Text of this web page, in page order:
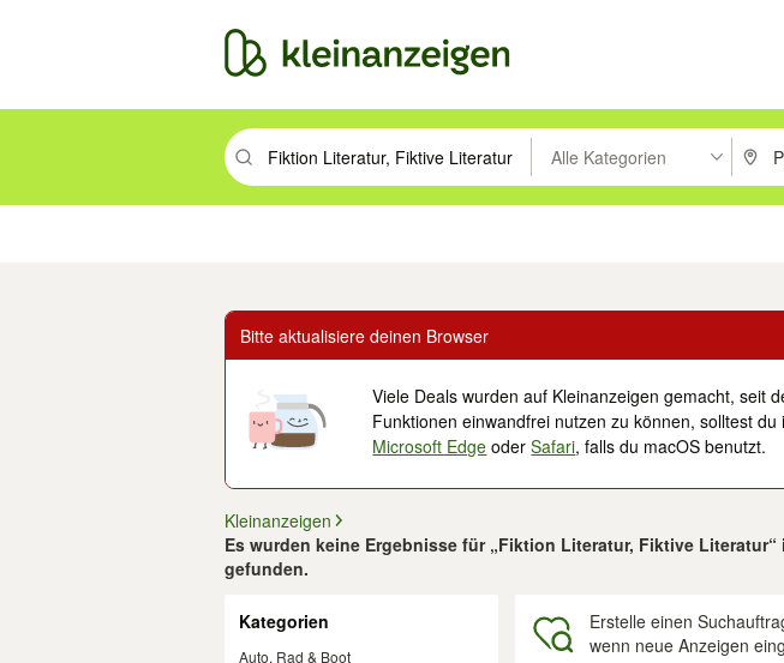
Suchbegriff eingeben. Eingabetaste drücken um zu suchen, oder
Alle Kategorien PLZ
Bitte aktualisiere deinen Browser
Viele Deals wurden auf Kleinanzeigen gemacht, seit
Funktionen einwandfrei nutzen zu können, solltest
Microsoft Edge oderSafari, falls du macOS benutzt.
Kleinanzeigen
Es wurden keine Ergebnisse für „Fiktion Literatur, Fiktive
gefunden.
Kategorien
Auto, Rad & Boot
Erstelle einen
wenn neue Anzeigen